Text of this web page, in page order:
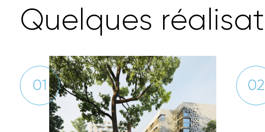
Quelques réalisat
01 02